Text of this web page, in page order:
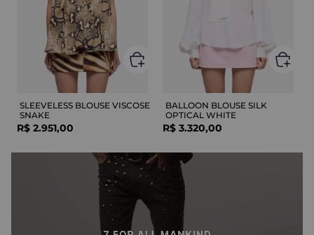
SLEEVELESS BLOUSE VISCOSE
SNAKE
R$ 2.951,00
BALLOON BLOUSE SILK
OPTICAL WHITE
R$ 3.320,00